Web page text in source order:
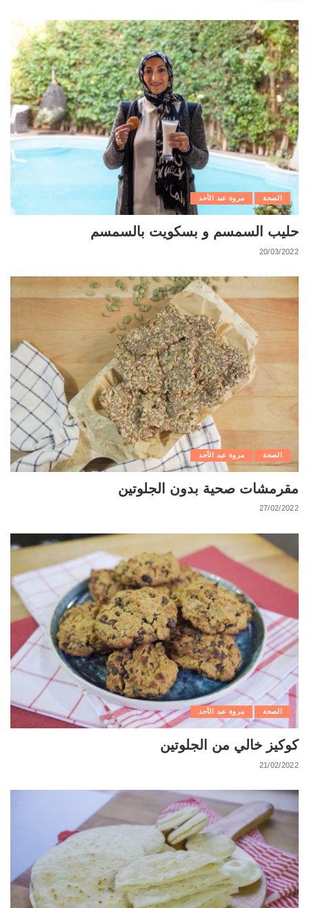
الصحة مروة عبد الأحد
حليب السمسم و بسكويت بالسمسم
20/03/2022
الصحة مروة عبد الأحد
مقرمشات صحية بدون الجلوتين
27/02/2022
الصحة مروة عبد الأحد
كوكيز خالي من الجلوتين
21/02/2022